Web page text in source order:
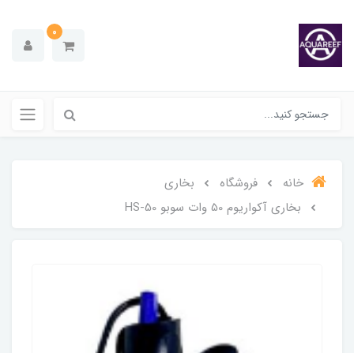
0
خانه فروشگاه
بخاری
بخاری آکواریوم 50 وات سوبو HS-50